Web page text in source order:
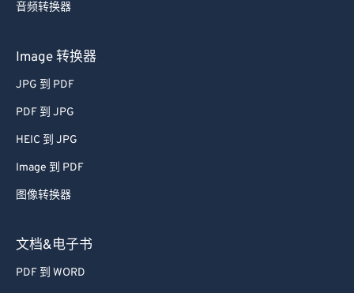
音频转换器
Image 转换器
JPG 到 PDF
PDF 到 JPG
HEIC 到 JPG
Image 到 PDF
图像转换器
文档&电子书
PDF 到 WORD